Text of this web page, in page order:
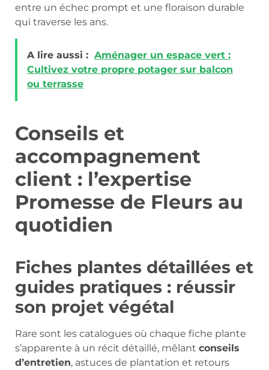
entre un échec prompt et une floraison durable
qui traverse les ans.
A lire aussi : Aménager un espace vert :
Cultivez votre propre potager sur balcon
ou terrasse
Conseils et
accompagnement
client : l’expertise
Promesse de Fleurs au
quotidien
Fiches plantes détaillées et
guides pratiques : réussir
son projet végétal
Rare sont les catalogues où chaque fiche plante
s’apparente à un récit détaillé, mêlant conseils
d’entretien, astuces de plantation et retours